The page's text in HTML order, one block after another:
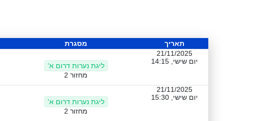
תאריך מסגרת
21/11/2025
יום שישי, 14:15
ליגת נערות דרום א'
מחזור 2
21/11/2025
יום שישי, 15:30
ליגת נערות דרום א'
מחזור 2